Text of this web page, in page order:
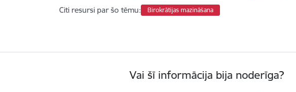
Citi resursi par šo tēmu: Birokrātijas mazināšana
Vai šī informācija bija noderīga?